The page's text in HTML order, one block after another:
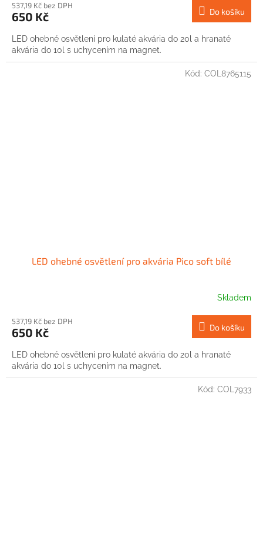
537,19 Kč bez DPH
650 Kč Do košíku
LED ohebné osvětlení pro kulaté akvária do 20l a hranaté
akvária do 10l s uchycením na magnet.
LED ohebné osvětlení pro akvária Pico soft bílé
Skladem
537,19 Kč bez DPH
650 Kč Do košíku
LED ohebné osvětlení pro kulaté akvária do 20l a hranaté
akvária do 10l s uchycením na magnet.
Kód: COL8765115
Kód: COL7933